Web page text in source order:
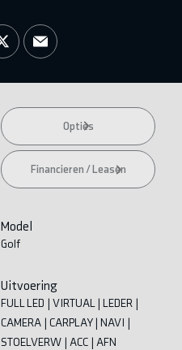
Opties
Financieren / Leasen
Model
Golf
Uitvoering
FULL LED | VIRTUAL | LEDER |
CAMERA | CARPLAY | NAVI |
STOELVERW | ACC | AFN